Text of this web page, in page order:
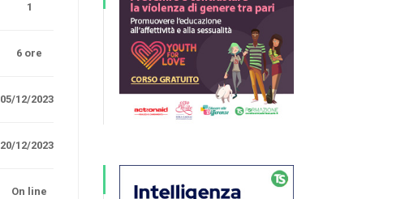
1
6 ore
05/12/2023
20/12/2023
On line